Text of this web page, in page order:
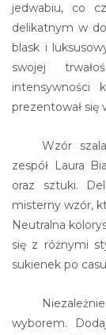
jedwabiu, co
delikatnym w
blask i
swojej
intensywności
prezentował się
Wzór
zespół Laura
oraz sztuki.
misterny wzór,
Neutralna
się z różnymi
sukienek po
wyborem.